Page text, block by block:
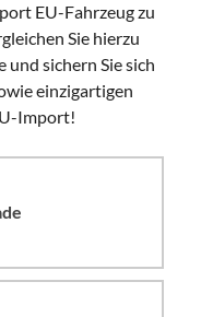
EU-Fahrzeug zu
Sie hierzu
und sichern Sie sich
einzigartigen
Import!